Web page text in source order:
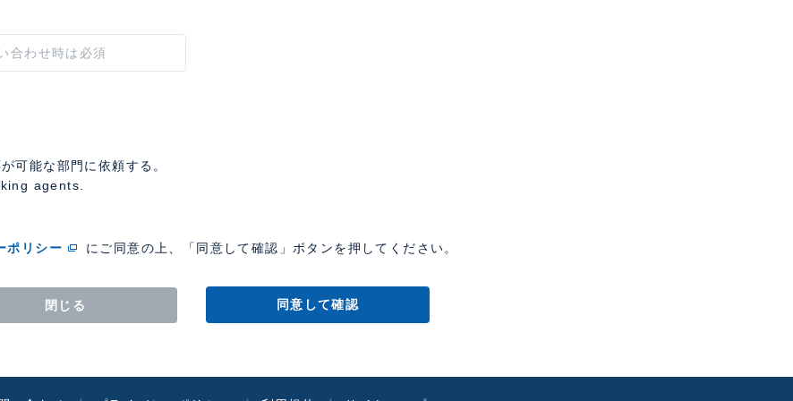
可能な部門に依頼する。
agents.
ポリシー にご同意の上、「同意して確認」ボタンを押してください。
閉じる 同意して確認